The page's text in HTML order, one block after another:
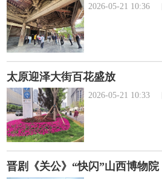
2026-05-21 10:36
太原迎泽大街百花盛放
2026-05-21 10:33
晋剧《关公》“快闪”山西博物院